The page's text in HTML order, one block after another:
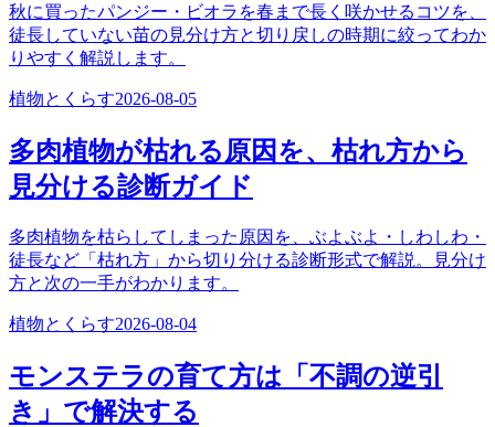
秋に買ったパンジー・ビオラを春まで長く咲かせるコツを、
徒長していない苗の見分け方と切り戻しの時期に絞ってわか
りやすく解説します。
植物とくらす2026-08-05
多肉植物が枯れる原因を、枯れ方から
見分ける診断ガイド
多肉植物を枯らしてしまった原因を、ぶよぶよ・しわしわ・
徒長など「枯れ方」から切り分ける診断形式で解説。見分け
方と次の一手がわかります。
植物とくらす2026-08-04
モンステラの育て方は「不調の逆引
き」で解決する